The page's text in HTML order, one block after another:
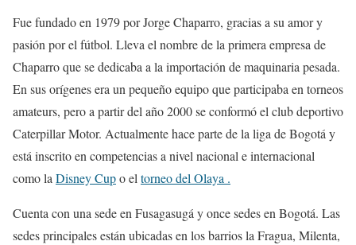
Fue fundado en 1979 por Jorge Chaparro, gracias a su amor y
pasión por el fútbol. Lleva el nombre de la primera empresa de
Chaparro que se dedicaba a la importación de maquinaria pesada.
En sus orígenes era un pequeño equipo que participaba en torneos
amateurs, pero a partir del año 2000 se conformó el club deportivo
Caterpillar Motor. Actualmente hace parte de la liga de Bogotá y
está inscrito en competencias a nivel nacional e internacional
como la Disney Cupo el torneo del Olaya .
Cuenta con una sede en Fusagasugá y once sedes en Bogotá. Las
sedes principales están ubicadas en los barrios la Fragua, Milenta,